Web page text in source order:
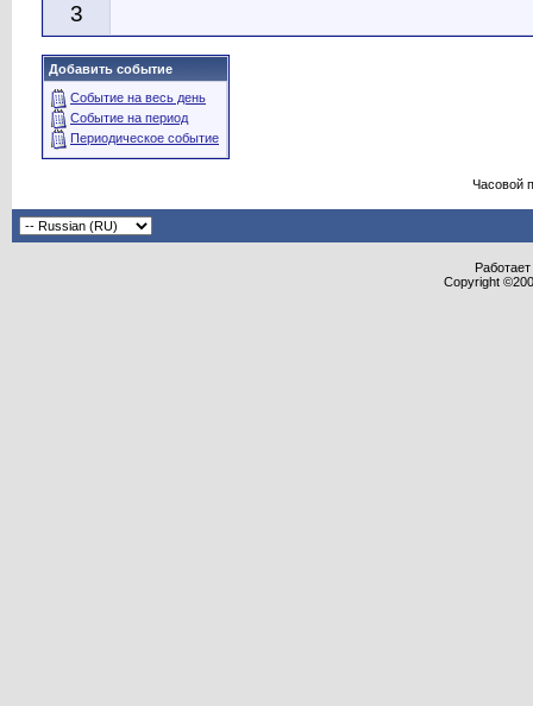
3
Добавить событие
Событие на весь день
Событие на период
Периодическое событие
Часовой
Copyright